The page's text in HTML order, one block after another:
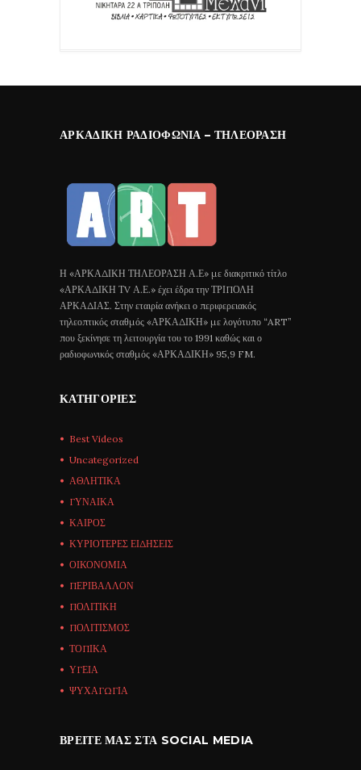
ΑΡΚΑΔΙΚΉ ΡΑΔΙΟΦΩΝΊΑ – ΤΗΛΕΌΡΑΣΗ
Η «ΑΡΚΑΔΙΚΗ ΤΗΛΕΟΡΑΣΗ Α.Ε» με διακριτικό τίτλο
«ΑΡΚΑΔΙΚΗ ΤV Α.Ε.» έχει έδρα την ΤΡΙΠΟΛΗ
ΑΡΚΑΔΙΑΣ. Στην εταιρία ανήκει ο περιφερειακός
τηλεοπτικός σταθμός «ΑΡΚΑΔΙΚΗ» με λογότυπο “ART”
που ξεκίνησε τη λειτουργία του το 1991 καθώς και ο
ραδιοφωνικός σταθμός «ΑΡΚΑΔΙΚΗ» 95,9 FM.
ΚΑΤΗΓΟΡΊΕΣ
Best Videos
Uncategorized
ΑΘΛΗΤΙΚΑ
ΓΥΝΑΙΚΑ
ΚΑΙΡΟΣ
ΚΥΡΙΟΤΕΡΕΣ ΕΙΔΗΣΕΙΣ
ΟΙΚΟΝΟΜΙΑ
ΠΕΡΙΒΑΛΛΟΝ
ΠΟΛΙΤΙΚΗ
ΠΟΛΙΤΙΣΜΟΣ
ΤΟΠΙΚΑ
ΥΓΕΙΑ
ΨΥΧΑΓΩΓΙΑ
ΒΡΕΊΤΕ ΜΑΣ ΣΤΑ SOCIAL MEDIA